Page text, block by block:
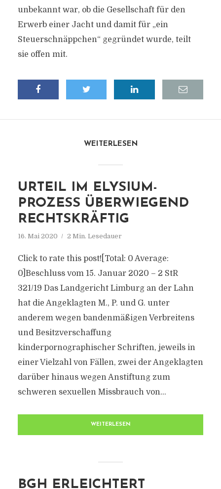
unbekannt war, ob die Gesellschaft für den
Erwerb einer Jacht und damit für „ein
Steuerschnäppchen“ gegründet wurde, teilt
sie offen mit.
WEITERLESEN
URTEIL IM ELYSIUM-
PROZESS ÜBERWIEGEND
RECHTSKRÄFTIG
16. Mai 2020 2 Min. Lesedauer
Click to rate this post![Total: 0 Average:
0]Beschluss vom 15. Januar 2020 – 2 StR
321/19 Das Landgericht Limburg an der Lahn
hat die Angeklagten M., P. und G. unter
anderem wegen bandenmäßigen Verbreitens
und Besitzverschaffung
kinderpornographischer Schriften, jeweils in
einer Vielzahl von Fällen, zwei der Angeklagten
darüber hinaus wegen Anstiftung zum
schweren sexuellen Missbrauch von...
WEITERLESEN
BGH ERLEICHTERT